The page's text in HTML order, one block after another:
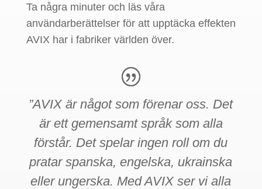
Ta några minuter och läs våra
användarberättelser för att upptäcka effekten
AVIX har i fabriker världen över.
”AVIX är något som förenar oss. Det
är ett gemensamt språk som alla
förstår. Det spelar ingen roll om du
pratar spanska, engelska, ukrainska
eller ungerska. Med AVIX ser vi alla